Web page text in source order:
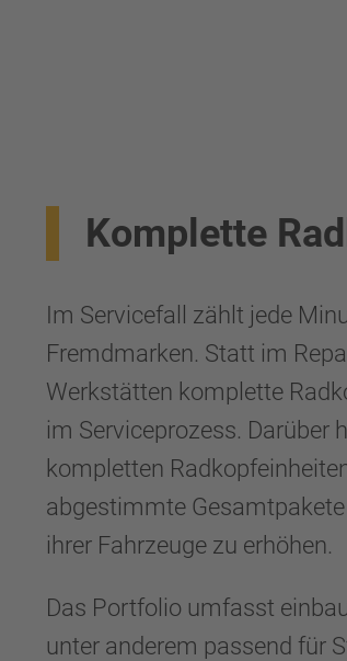
Komplette
Im Servicefall zählt jede
Fremdmarken. Statt im
Werkstätten komplette
im Serviceprozess. Darüber
kompletten
abgestimmte
ihrer Fahrzeuge zu erhöhen.
Das Portfolio umfasst
unter anderem passend für